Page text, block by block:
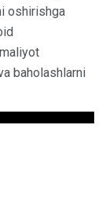
oshirishga
baholashlarni